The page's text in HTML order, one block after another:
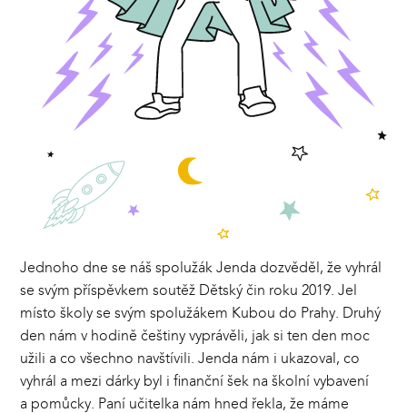
Jednoho dne se náš spolužák Jenda dozvěděl, že vyhrál
se svým příspěvkem soutěž Dětský čin roku 2019. Jel
místo školy se svým spolužákem Kubou do Prahy. Druhý
den nám v hodině češtiny vyprávěli, jak si ten den moc
užili a co všechno navštívili. Jenda nám i ukazoval, co
vyhrál a mezi dárky byl i finanční šek na školní vybavení
a pomůcky. Paní učitelka nám hned řekla, že máme